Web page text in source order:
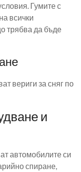
Гумите с
всички
трябва да бъде
вериги за сняг по
и
автомобилите си
спиране,